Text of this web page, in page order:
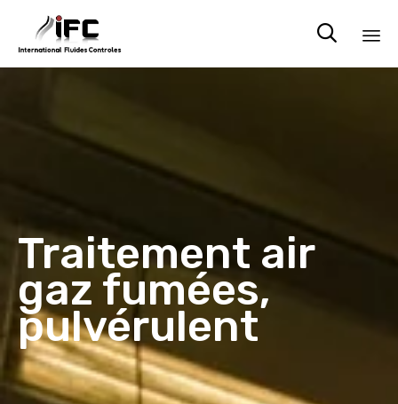

Traitement air
gaz fumées,
pulvérulent